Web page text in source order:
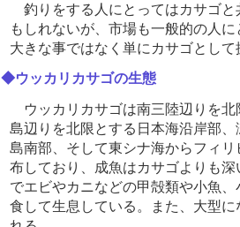
釣りをする人にとってはカサゴと
もしれないが、市場も一般的の人
大きな事ではなく単にカサゴとして
◆ウッカリカサゴの生態
ウッカリカサゴは南三陸辺りを北
島辺りを北限とする日本海沿岸部
島南部、そして東シナ海からフィ
布しており、成魚はカサゴよりも
でエビやカニなどの甲殻類や小魚
食して生息している。また、大型